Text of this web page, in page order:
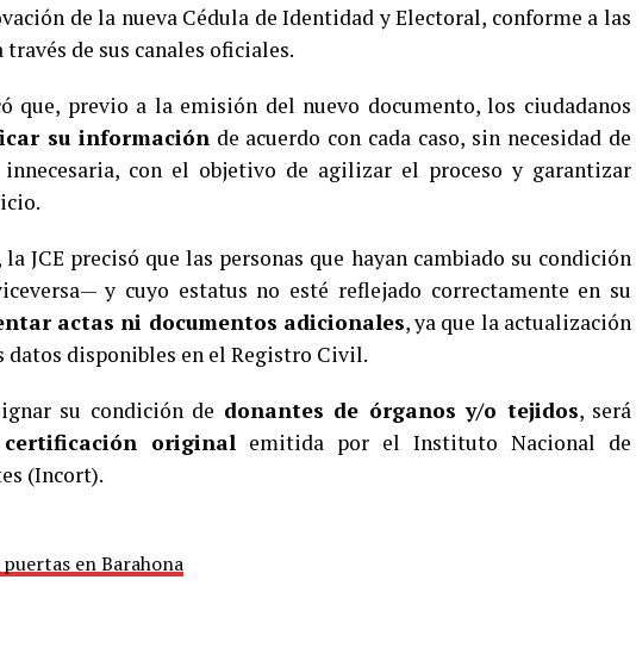
de la nueva Cédula de Identidad y Electoral, conforme a las
de sus canales oficiales.
que, previo a la emisión del nuevo documento, los ciudadanos
su informaciónde acuerdo con cada caso, sin necesidad de
innecesaria, con el objetivo de agilizar el proceso y garantizar
la JCE precisó que las personas que hayan cambiado su condición
y cuyo estatus no esté reflejado correctamente en su
actas ni documentos adicionales, ya que la actualización
datos disponibles en el Registro Civil.
su condición de donantes de órganos y/o tejidos, será
certificación original emitida por el Instituto Nacional de
(Incort).
en Barahona